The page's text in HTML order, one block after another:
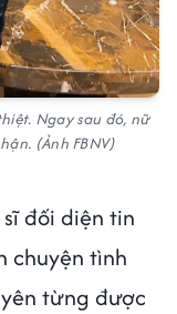
Ngay sau đó, nữ
(Ảnh FBNV)
đối diện tin
chuyện tình
từng được